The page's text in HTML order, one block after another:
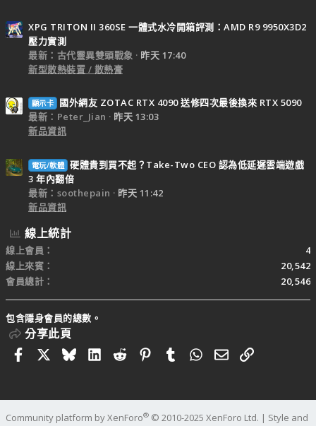
XPG TRITON II 360SE 一體式水冷開箱評測：AMD R9 9950X3D2
壓力實測
最新：古代靈異雙頭戰象
昨天 17:40
新型散熱裝置 / 散熱膏
顯示卡
國外網友 ZOTAC RTX 4090 送修四次最後換來 RTX 5090
最新：Peter_Jian
昨天 13:03
新品資訊
電玩/軟體 硬體貴到買不起？Take-Two CEO 認為低延遲雲端遊戲
3 年內翻倍
最新：soothepain
昨天 11:42
新品資訊
線上統計
線上會員
4
線上來賓
20,542
會員總計
20,546
包含隱身會員的總數。
分享此頁
FacebookBlueskyLinkedIn
RedditPinterestTumblrWhatsApp
電子郵件
連結
Community platform by XenForo® © 2010-2025 XenForo Ltd. | Style and